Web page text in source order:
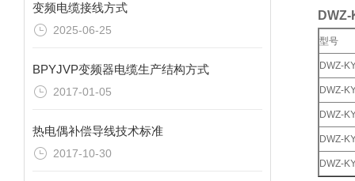
变频电缆接线方式
2025-06-25
BPYJVP变频器电缆生产结构方式
2017-01-05
热电偶补偿导线技术标准
2017-10-30
型号
DWZ-
DWZ-
DWZ-
DWZ-
DWZ-